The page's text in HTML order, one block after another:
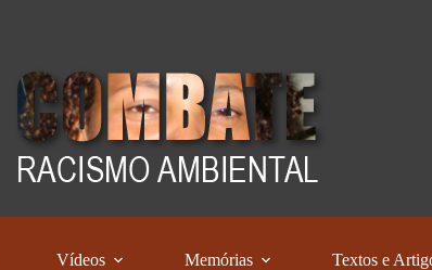
Vídeos Memórias Textos e